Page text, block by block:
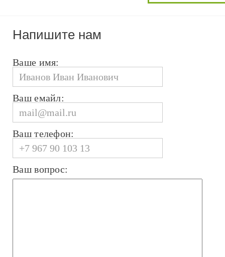
Напишите нам
Ваше имя:
Ваш емайл:
Ваш телефон:
Ваш вопрос: